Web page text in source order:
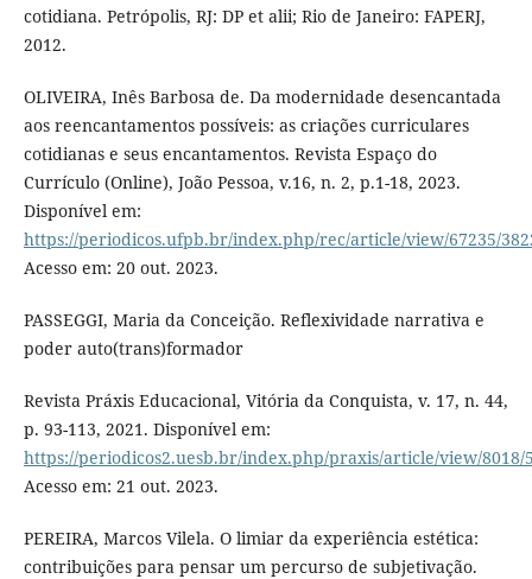
cotidiana. Petrópolis, RJ: DP et alii; Rio de Janeiro: FAPERJ,
2012.
OLIVEIRA, Inês Barbosa de. Da modernidade desencantada
aos reencantamentos possíveis: as criações curriculares
cotidianas e seus encantamentos. Revista Espaço do
Currículo (Online), João Pessoa, v.16, n. 2, p.1-18, 2023.
Disponível em:
https://periodicos.ufpb.br/index.php/rec/article/view/67235/
Acesso em: 20 out. 2023.
PASSEGGI, Maria da Conceição. Reflexividade narrativa e
poder auto(trans)formador
Revista Práxis Educacional, Vitória da Conquista, v. 17, n. 44,
p. 93-113, 2021. Disponível em:
https://periodicos2.uesb.br/index.php/praxis/article/view/8018/
Acesso em: 21 out. 2023.
PEREIRA, Marcos Vilela. O limiar da experiência estética:
contribuições para pensar um percurso de subjetivação.